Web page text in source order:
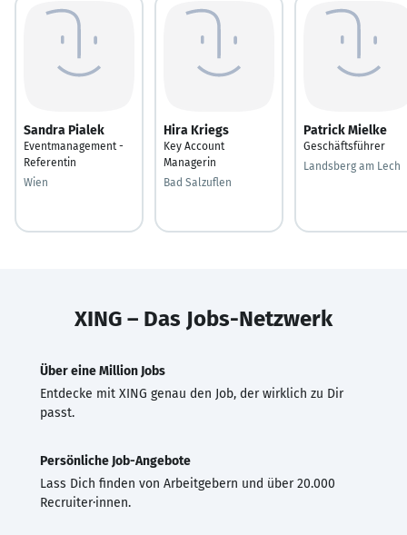
Sandra Pialek
Eventmanagement -
Referentin
Wien
Hira Kriegs
Key Account
Managerin
Bad Salzuflen
Patrick Mielke
Geschäftsführer
Landsberg am Lech
XING – Das Jobs-Netzwerk
Über eine Million Jobs
Entdecke mit XING genau den Job, der wirklich zu Dir
passt.
Persönliche Job-Angebote
Lass Dich finden von Arbeitgebern und über 20.000
Recruiter·innen.